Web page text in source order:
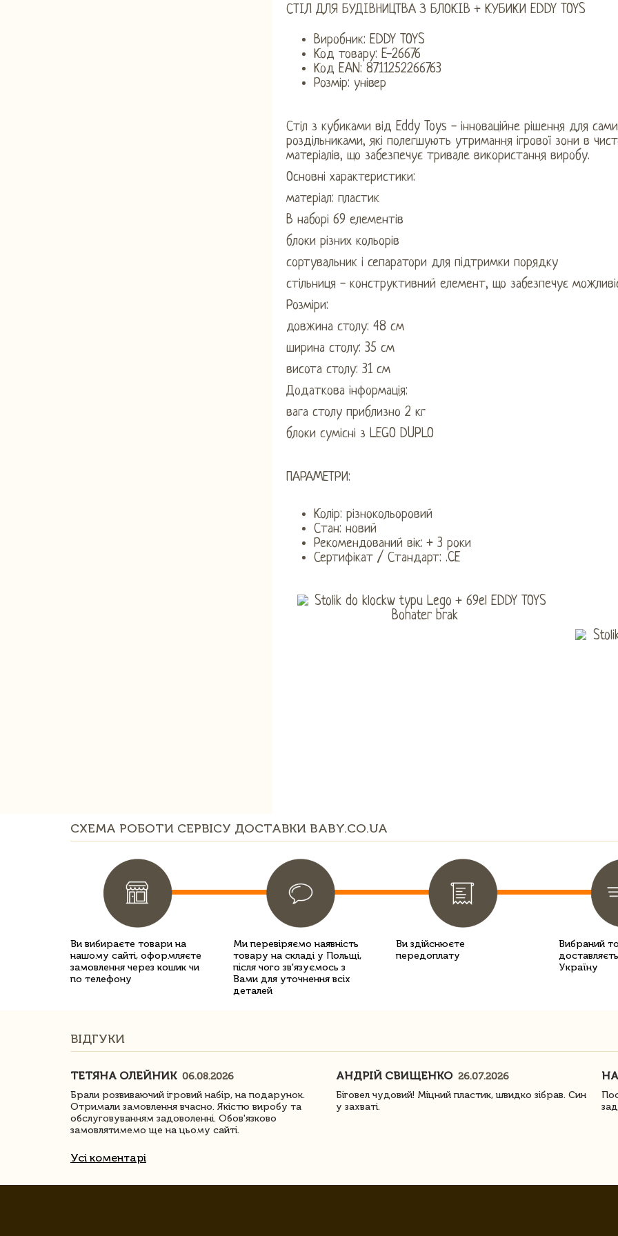
СТІЛ ДЛЯ БУДІВНИЦТВА З БЛОКІВ + КУБИКИ EDDY TOYS
Виробник: EDDY TOYS
Код товару: E-26676
Код EAN: 8711252266763
Розмір: універ
Стіл з кубиками від Eddy Toys - інноваційне рішення для
роздільниками, які полегшують утримання ігрової зони в
матеріалів, що забезпечує тривале використання виробу.
Основні характеристики:
матеріал: пластик
В наборі 69 елементів
блоки різних кольорів
сортувальник і сепаратори для підтримки порядку
стільниця - конструктивний елемент, що забезпечує
Розміри:
довжина столу: 48 см
ширина столу: 35 см
висота столу: 31 см
Додаткова інформація:
вага столу приблизно 2 кг
блоки сумісні з LEGO DUPLO
ПАРАМЕТРИ:
Колір: різнокольоровий
Стан: новий
Рекомендований вік: + 3 роки
Сертифікат / Стандарт: .CE
СХЕМА РОБОТИ СЕРВІСУ ДОСТАВКИ BABY.CO.UA
Ви вибираєте товари на
нашому сайті, оформляєте
замовлення через кошик чи
по телефону
Ми перевіряємо наявність
товару на складі у Польщі,
після чого зв'язуємось з
Вами для уточнення всіх
деталей
Ви здійснюєте
передоплату
Вибраний
Україну
ВІДГУКИ
ТЕТЯНА ОЛЕЙНИК 06.08.2026
Брали розвиваючий ігровий набір, на подарунок.
Отримали замовлення вчасно. Якістю виробу та
обслуговуванням задоволенні. Обов'язково
замовлятимемо ще на цьому сайті.
АНДРІЙ СВИЩЕНКО 26.07.2026
Біговел чудовий! Міцний пластик, швидко зібрав. Син
у захваті.
Усі коментарі